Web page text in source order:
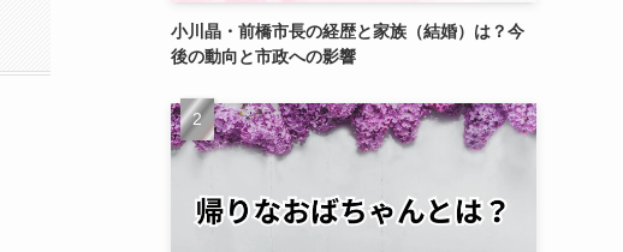
小川晶・前橋市長の経歴と家族（結婚）は？今
後の動向と市政への影響